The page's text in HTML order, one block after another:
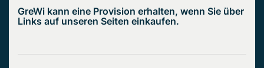
GreWi kann eine Provision erhalten, wenn Sie über
Links auf unseren Seiten einkaufen.